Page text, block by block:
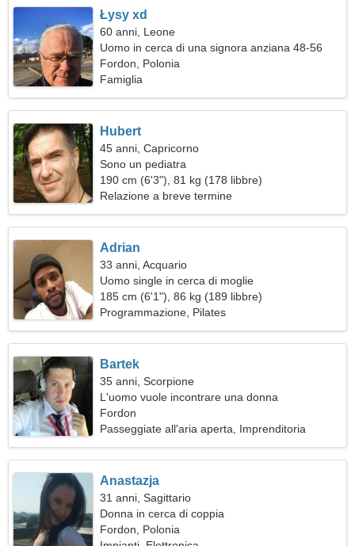
Łysy xd
60 anni, Leone
Uomo in cerca di una signora anziana 48-56
Fordon, Polonia
Famiglia
Hubert
45 anni, Capricorno
Sono un pediatra
190 cm (6'3"), 81 kg (178 libbre)
Relazione a breve termine
Adrian
33 anni, Acquario
Uomo single in cerca di moglie
185 cm (6'1"), 86 kg (189 libbre)
Programmazione, Pilates
Bartek
35 anni, Scorpione
L'uomo vuole incontrare una donna
Fordon
Passeggiate all'aria aperta, Imprenditoria
Anastazja
31 anni, Sagittario
Donna in cerca di coppia
Fordon, Polonia